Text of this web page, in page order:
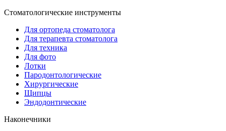
Стоматологические инструменты
Для ортопеда стоматолога
Для терапевта стоматолога
Для техника
Для фото
Лотки
Пародонтологические
Хирургические
Щипцы
Эндодонтические
Наконечники